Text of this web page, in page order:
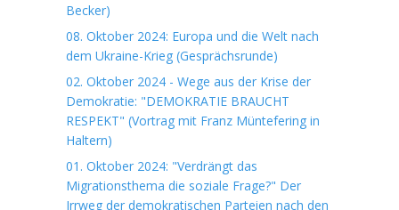
Becker)
08. Oktober 2024: Europa und die Welt nach
dem Ukraine-Krieg (Gesprächsrunde)
02. Oktober 2024 - Wege aus der Krise der
Demokratie: "DEMOKRATIE BRAUCHT
RESPEKT" (Vortrag mit Franz Müntefering in
Haltern)
01. Oktober 2024: "Verdrängt das
Migrationsthema die soziale Frage?" Der
Irrweg der demokratischen Parteien nach den